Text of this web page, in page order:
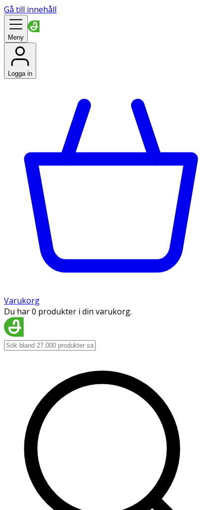
Gå till innehåll
Meny
Logga in
Varukorg
Du har 0 produkter i din varukorg.